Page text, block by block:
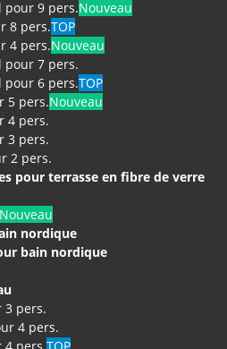
pour 9 pers.Nouveau
8 pers.TOP
4 pers.Nouveau
pour 7 pers.
pour 6 pers.TOP
5 pers.Nouveau
4 pers.
3 pers.
2 pers.
pour terrasse en fibre de verre
Nouveau
nordique
bain nordique
3 pers.
4 pers.